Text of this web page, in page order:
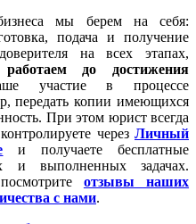
мы берем на себя:
подача и получение
на всех этапах,
до достижения
участие в процессе
передать копии имеющихся
При этом юрист всегда
через Личный
и получаете бесплатные
и выполненных задачах.
отзывы наших
с нами.